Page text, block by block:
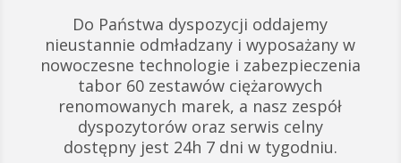
Do Państwa dyspozycji oddajemy
nieustannie odmładzany i wyposażany w
nowoczesne technologie i zabezpieczenia
tabor 60 zestawów ciężarowych
renomowanych marek, a nasz zespół
dyspozytorów oraz serwis celny
dostępny jest 24h 7 dni w tygodniu.